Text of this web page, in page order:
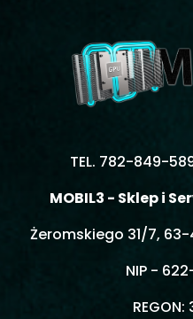
TEL. 782-849-
MOBIL3 - Sklep i
Żeromskiego 31/7,
NIP -